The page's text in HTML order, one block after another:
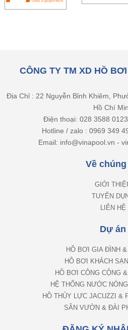
CÔNG TY TM XD HỒ
Địa Chỉ : 22 Nguyễn Bỉnh Khiêm,
Hồ Chí
Điện thoại: 028 3588
Hotline / zalo : 0969 349
Email: info@vinapool.vn -
Về
GIỚI
TUYỂN
LIÊN HỆ
Dự án
HỒ BƠI GIA ĐÌNH
HỒ BƠI KHÁCH
HỒ BƠI CÔNG CỘNG
HỆ THỐNG NƯỚC
HỒ THỦY LỰC JACUZZI &
SÂN VƯỜN & ĐÀI